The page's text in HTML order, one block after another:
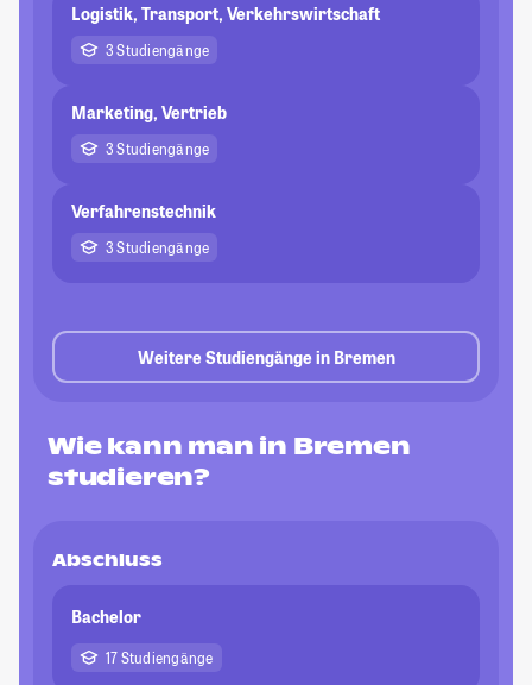
Logistik, Transport, Verkehrswirtschaft
3 Studiengänge
Marketing, Vertrieb
3 Studiengänge
Verfahrenstechnik
3 Studiengänge
Weitere Studiengänge in Bremen
Wie kann man in Bremen
studieren?
Abschluss
Bachelor
17 Studiengänge